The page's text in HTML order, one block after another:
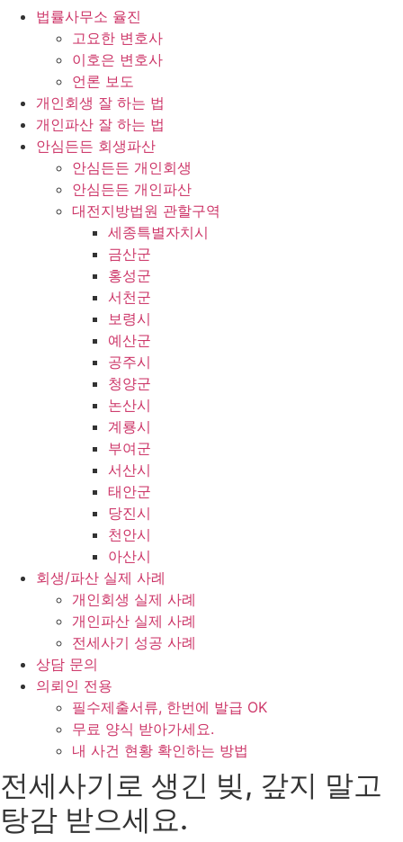
법률사무소 율진
고요한 변호사
이호은 변호사
언론 보도
개인회생 잘 하는 법
개인파산 잘 하는 법
안심든든 회생파산
안심든든 개인회생
안심든든 개인파산
대전지방법원 관할구역
세종특별자치시
금산군
홍성군
서천군
보령시
예산군
공주시
청양군
논산시
계룡시
부여군
서산시
태안군
당진시
천안시
아산시
회생/파산 실제 사례
개인회생 실제 사례
개인파산 실제 사례
전세사기 성공 사례
상담 문의
의뢰인 전용
필수제출서류, 한번에 발급 OK
무료 양식 받아가세요.
내 사건 현황 확인하는 방법
전세사기로 생긴 빚, 갚지 말고
탕감 받으세요.